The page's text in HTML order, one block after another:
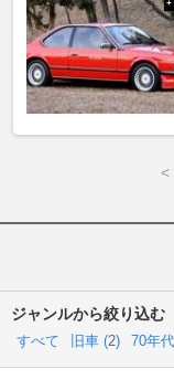
+
<
ジャンルから絞り込む
すべて 旧車 (2) 70年